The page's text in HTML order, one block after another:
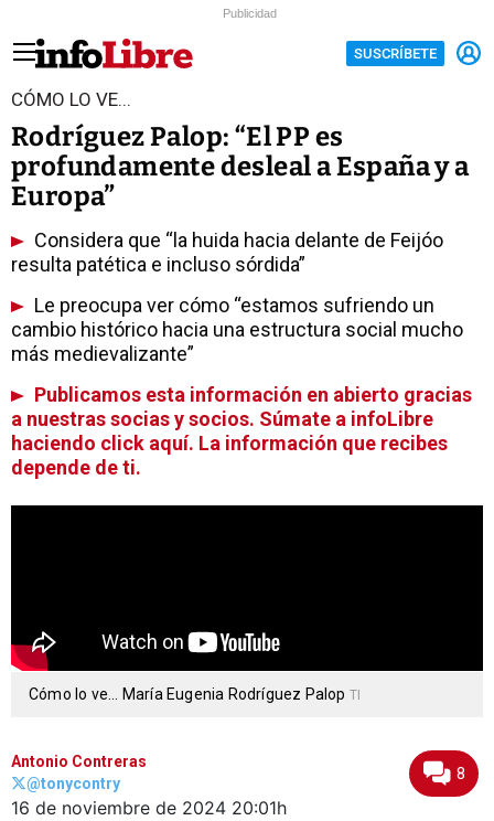
Publicidad
SUSCRÍBETE
CÓMO LO VE...
Rodríguez Palop: “El PP es
profundamente desleal a España y a
Europa”
Considera que “la huida hacia delante de Feijóo
resulta patética e incluso sórdida”
Le preocupa ver cómo “estamos sufriendo un
cambio histórico hacia una estructura social mucho
más medievalizante”
Publicamos esta información en abierto gracias
a nuestras socias y socios. Súmate a infoLibre
haciendo click aquí. La información que recibes
depende de ti.
Cómo lo ve... María Eugenia Rodríguez Palop TI
Antonio Contreras
@tonycontry
16 de noviembre de 2024 20:01h
8